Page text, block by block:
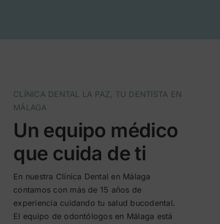
CLÍNICA DENTAL LA PAZ, TU DENTISTA EN
MÁLAGA
Un equipo médico
que cuida de ti
En nuestra Clínica Dental en Málaga
contamos con más de 15 años de
experiencia cuidando tu salud bucodental.
El equipo de odontólogos en Málaga está